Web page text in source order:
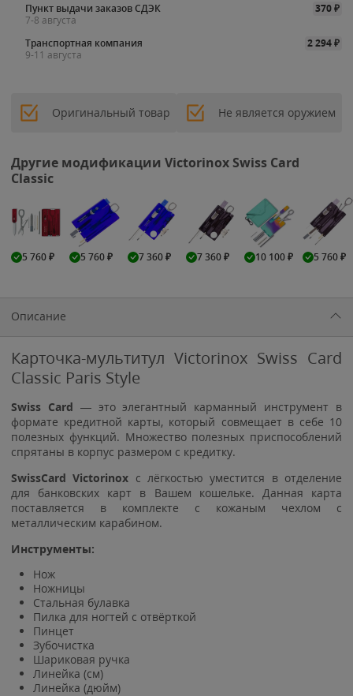
Пункт выдачи заказов СДЭК
370₽
7-8 августа
Транспортная компания
2 294₽
9-11 августа
Оригинальный товар Не является оружием
Другие модификации Victorinox Swiss Card
Classic
5 760₽ 5 760₽ 7 360₽ 7 360₽ 10 100₽ 5 760₽
Описание
Карточка-мультитул Victorinox Swiss Card
Classic Paris Style
Swiss Card — это элегантный карманный инструмент в
формате кредитной карты, который совмещает в себе 10
полезных функций. Множество полезных приспособлений
спрятаны в корпус размером с кредитку.
SwissCard Victorinox с лёгкостью уместится в отделение
для банковских карт в Вашем кошельке. Данная карта
поставляется в комплекте с кожаным чехлом с
металлическим карабином.
Инструменты:
Нож
Ножницы
Стальная булавка
Пилка для ногтей с отвёрткой
Пинцет
Зубочистка
Шариковая ручка
Линейка (см)
Линейка (дюйм)